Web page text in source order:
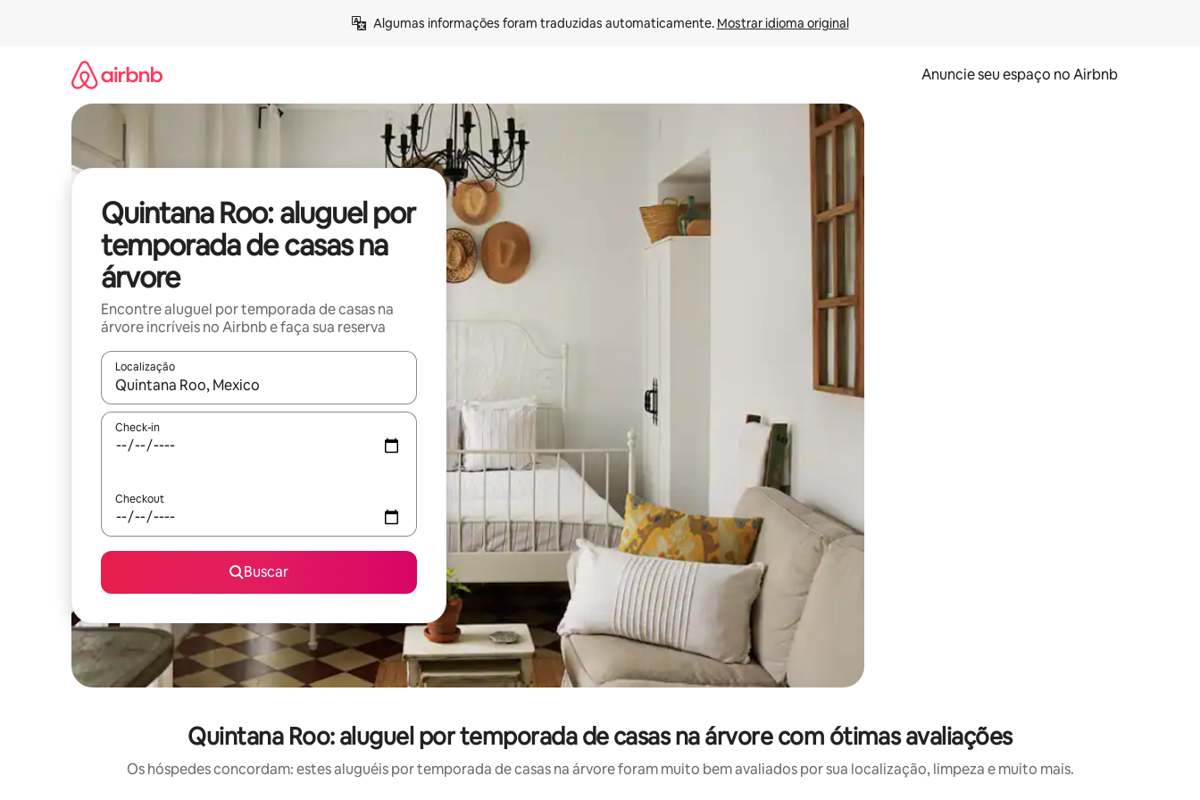
Algumas informações foram traduzidas automaticamente. Mostrar idioma original
Anuncie seu espaço no Airbnb
Quintana Roo: aluguel por
temporada de casas na
árvore
Encontre aluguel por temporada de casas na
árvore incríveis no Airbnb e faça sua reserva
Localização
Quando os resultados estiverem disponíveis, explore-os usando as seta para cima e para baixo do teclado ou tocando e deslizando o dedo na tela.
Check-in
Checkout
Buscar
Quintana Roo: aluguel por temporada de casas na árvore com ótimas avaliações
Os hóspedes concordam: estes aluguéis por temporada de casas na árvore foram muito bem avaliados por sua localização, limpeza e muito mais.